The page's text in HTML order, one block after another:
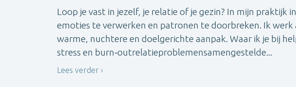
Loop je vast in jezelf, je relatie of je gezin? In mijn praktijk
emoties te verwerken en patronen te doorbreken. Ik
warme, nuchtere en doelgerichte aanpak. Waar ik je bij
stress en burn‑outrelatieproblemensamengestelde...
Lees verder